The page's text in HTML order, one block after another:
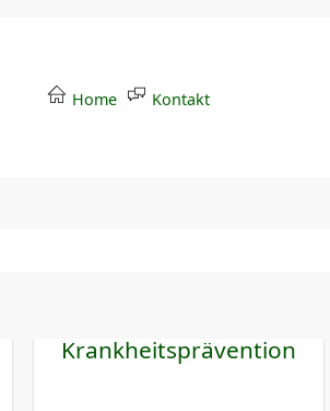
Home Kontakt
Krankheitsprävention